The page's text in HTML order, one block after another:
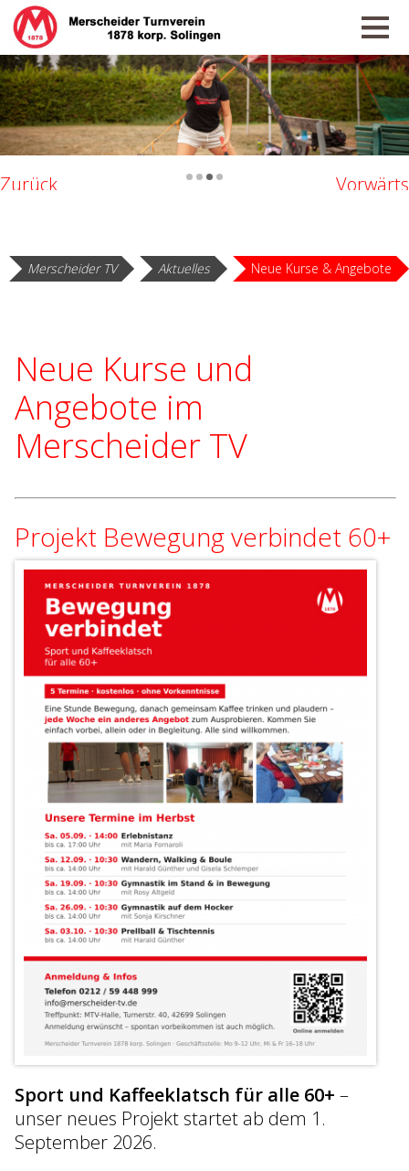
Zurück •••• Vorwärts
Merscheider TV Aktuelles Neue Kurse & Angebote
Neue Kurse und
Angebote im
Merscheider TV
Projekt Bewegung verbindet 60+
Sport und Kaffeeklatsch für alle 60+ –
unser neues Projekt startet ab dem 1.
September 2026.